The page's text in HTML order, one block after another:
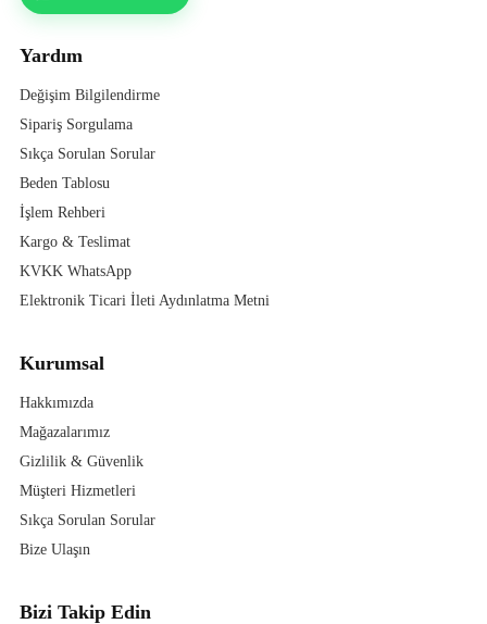
Yardım
Değişim Bilgilendirme
Sipariş Sorgulama
Sıkça Sorulan Sorular
Beden Tablosu
İşlem Rehberi
Kargo & Teslimat
KVKK WhatsApp
Elektronik Ticari İleti Aydınlatma Metni
Kurumsal
Hakkımızda
Mağazalarımız
Gizlilik & Güvenlik
Müşteri Hizmetleri
Sıkça Sorulan Sorular
Bize Ulaşın
Bizi Takip Edin